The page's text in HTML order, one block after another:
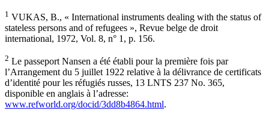
1 VUKAS, B., « International instruments dealing with the status of
stateless persons and of refugees », Revue belge de droit
international, 1972, Vol. 8, n° 1, p. 156.
2 Le passeport Nansen a été établi pour la première fois par
l’Arrangement du 5 juillet 1922 relative à la délivrance de certificats
d’identité pour les réfugiés russes, 13 LNTS 237 No. 365,
disponible en anglais à l’adresse:
www.refworld.org/docid/3dd8b4864.html.